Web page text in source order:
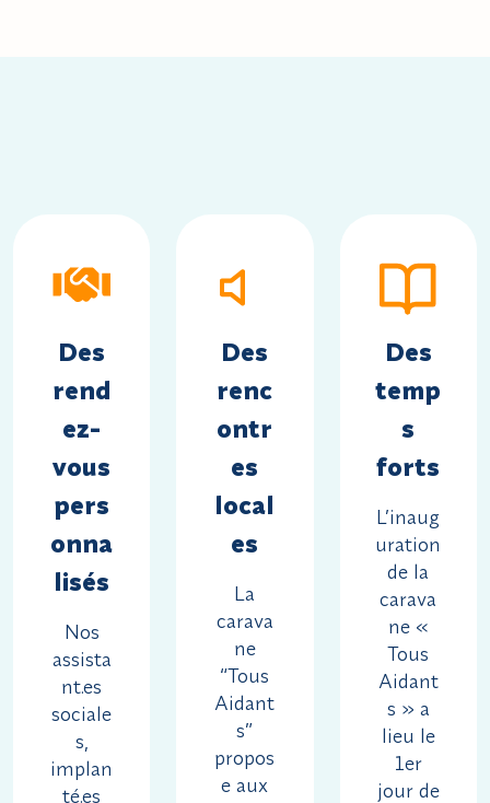
Des
rend
ez-
vous
pers
onna
lisés
Nos
assista
nt.es
sociale
s,
implan
té.es
Des
renc
ontr
es
local
es
La
carava
ne
“Tous
Aidant
s”
propos
e aux
Des
temp
s
forts
L’inaug
uration
de la
carava
ne «
Tous
Aidant
s » a
lieu le
1er
jour de